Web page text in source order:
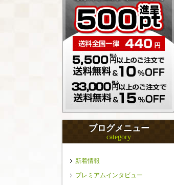
ブログメニュー
category
新着情報
プレミアムインタビュー